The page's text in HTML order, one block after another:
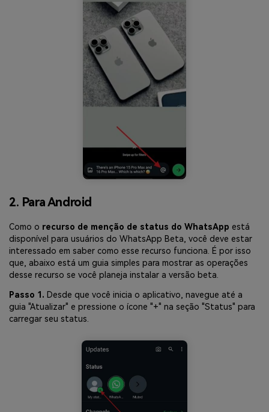
2. Para Android
Como o recurso de menção de status do WhatsApp está
disponível para usuários do WhatsApp Beta, você deve estar
interessado em saber como esse recurso funciona. É por isso
que, abaixo está um guia simples para mostrar as operações
desse recurso se você planeja instalar a versão beta.
Passo 1. Desde que você inicia o aplicativo, navegue até a
guia "Atualizar" e pressione o ícone "+" na seção "Status" para
carregar seu status.